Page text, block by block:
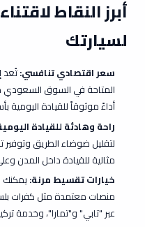
أبرز النقاط
لسيارتك
سعر اقتصادي تنافسي:
المتاحة في السوق السعودي
أداءً موثوقاً للقيادة اليومية
راحة وهادئة للقيادة
لتقليل ضوضاء الطريق وتوفير
مثالية للقيادة داخل المدن
خيارات تقسيط مرنة:يمكنك
منصات معتمدة مثل كفرات
عبر "تابي" و"تمارا"، وخدمة